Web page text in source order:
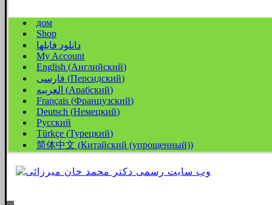
дом
Shop
دانلود فایلها
My Account
English (Английский)
فارسی (Персидский)
العربیه (Арабский)
Français (Французский)
Deutsch (Немецкий)
Русский
Türkçe (Турецкий)
简体中文 (Китайский (упрощенный))